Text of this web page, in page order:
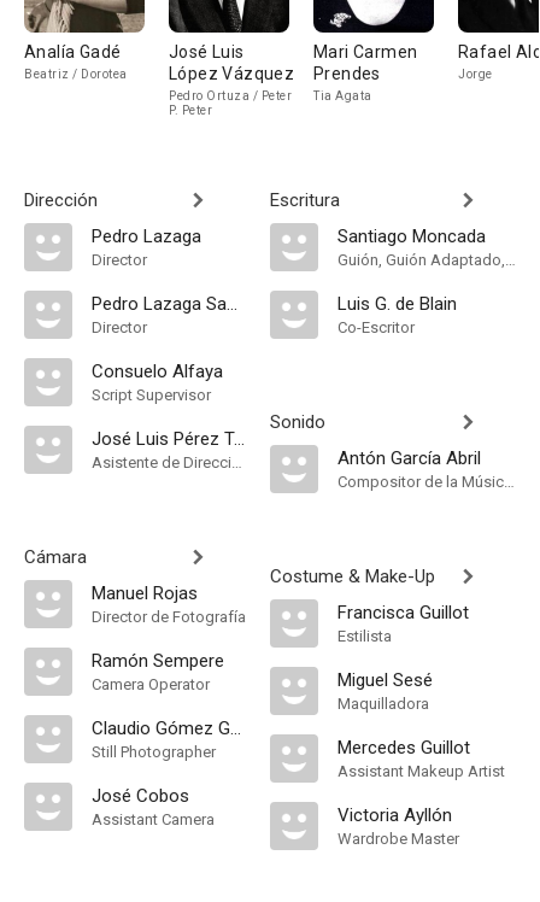
Analía Gadé
Beatriz / Dorotea
José Luis
López Vázquez
Pedro Ortuza / Peter
P. Peter
Mari Carmen
Prendes
Tia Agata
Rafael
Jorge
Dirección
Pedro Lazaga
Director
Pedro Lazaga Sabater
Director
Consuelo Alfaya
Script Supervisor
José Luis Pérez Tristán
Asistente de Dirección
Cámara
Manuel Rojas
Director de Fotografía
Ramón Sempere
Camera Operator
Claudio Gómez Grau
Still Photographer
José Cobos
Assistant Camera
Escritura
Santiago Moncada
Guión, Guión Adaptado, Historia
Luis G. de Blain
Co-Escritor
Sonido
Antón García Abril
Compositor de la Música Original
Costume & Make-Up
Francisca Guillot
Estilista
Miguel Sesé
Maquilladora
Mercedes Guillot
Assistant Makeup Artist
Victoria Ayllón
Wardrobe Master